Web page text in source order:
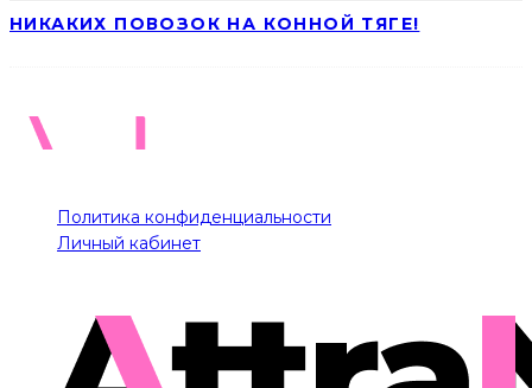
НИКАКИХ ПОВОЗОК НА КОННОЙ ТЯГЕ!
Политика конфиденциальности
Личный кабинет